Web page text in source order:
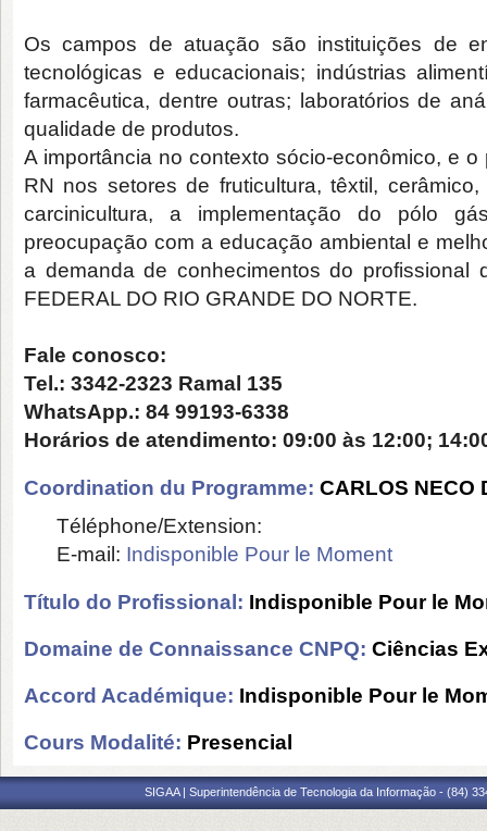
Os campos de atuação são instituições de
tecnológicas e educacionais; indústrias
farmacêutica, dentre outras; laboratórios de
qualidade de produtos.
A importância no contexto sócio-econômico, e
RN nos setores de fruticultura, têxtil,
carcinicultura, a implementação do pólo
preocupação com a educação ambiental e
a demanda de conhecimentos do profissional
FEDERAL DO RIO GRANDE DO NORTE.
Fale conosco:
Tel.: 3342-2323 Ramal 135
WhatsApp.: 84 99193-6338
Horários de atendimento: 09:00 às 12:00;
Coordination du Programme: CARLOS NECO
Téléphone/Extension:
E-mail: Indisponible Pour le Moment
Título do Profissional: Indisponible Pour le
Domaine de Connaissance CNPQ: Ciências
Accord Académique: Indisponible Pour le
Cours Modalité: Presencial
SIGAA | Superintendência de Tecnologia da Informação - (84)